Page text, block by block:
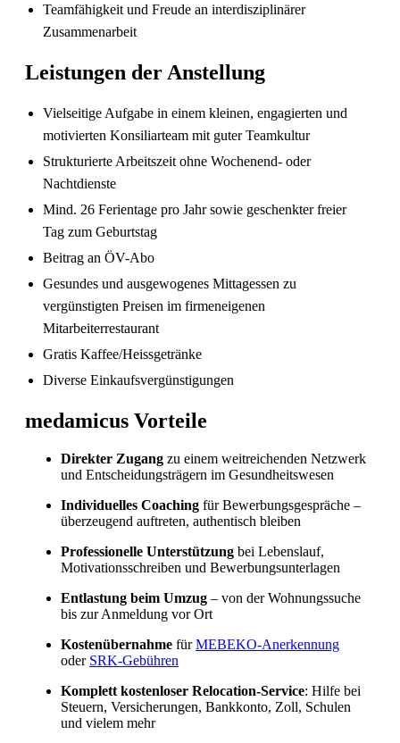
Sind in Deutschland ausgebildete
Pflegefachpersonen in der Schweiz bevorzugt?
in der Schweiz: Herausforderungen und
Teamfähigkeit und Freude an interdisziplinärer
Zusammenarbeit
Leistungen der Anstellung
Vielseitige Aufgabe in einem kleinen, engagierten und
motivierten Konsiliarteam mit guter Teamkultur
Strukturierte Arbeitszeit ohne Wochenend- oder
Nachtdienste
Mind. 26 Ferientage pro Jahr sowie geschenkter freier
Tag zum Geburtstag
Beitrag an ÖV-Abo
Gesundes und ausgewogenes Mittagessen zu
vergünstigten Preisen im firmeneigenen
Mitarbeiterrestaurant
Gratis Kaffee/Heissgetränke
Diverse Einkaufsvergünstigungen
medamicus Vorteile
Direkter Zugang zu einem weitreichenden Netzwerk
und Entscheidungsträgern im Gesundheitswesen
Individuelles Coaching für Bewerbungsgespräche –
überzeugend auftreten, authentisch bleiben
Professionelle Unterstützung bei Lebenslauf,
Motivationsschreiben und Bewerbungsunterlagen
Entlastung beim Umzug – von der Wohnungssuche
bis zur Anmeldung vor Ort
Kostenübernahme fürMEBEKO-Anerkennung
oder SRK-Gebühren
Komplett kostenloser Relocation-Service: Hilfe bei
Steuern, Versicherungen, Bankkonto, Zoll, Schulen
und vielem mehr